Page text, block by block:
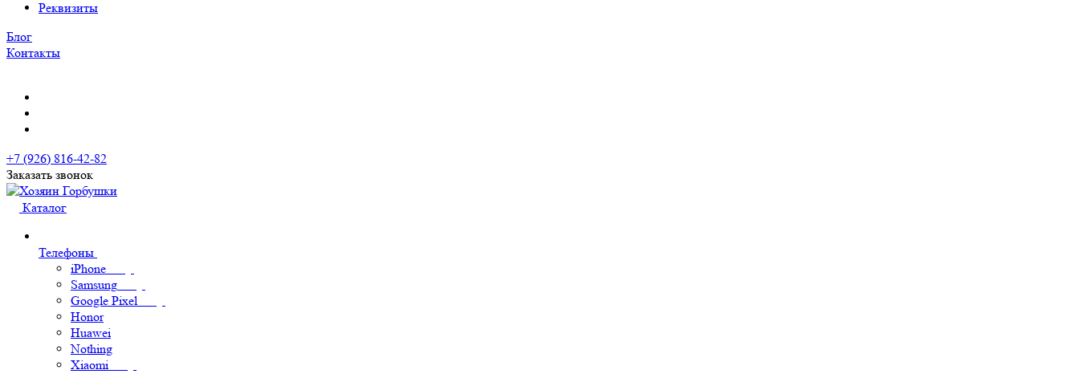
Реквизиты
Блог
Контакты
+7 (926) 816-42-82
Заказать звонок
Каталог
Телефоны
iPhone
Samsung
Google Pixel
Honor
Huawei
Nothing
Xiaomi